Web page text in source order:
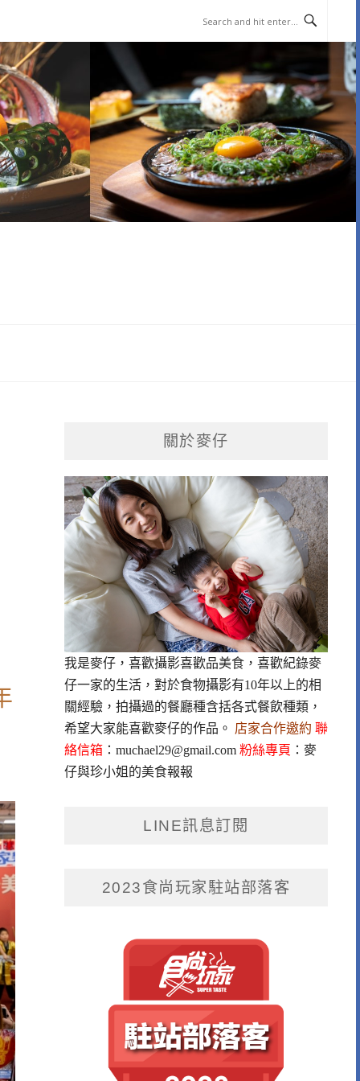
關於麥仔
我是麥仔，喜歡攝影喜歡品美食，喜歡紀錄麥
仔一家的生活，對於食物攝影有10年以上的相
關經驗，拍攝過的餐廳種含括各式餐飲種類，
希望大家能喜歡麥仔的作品。 店家合作邀約 聯
絡信箱： muchael29@gmail.com 粉絲專頁 ： 麥
仔與珍小姐的美食報報
LINE訊息訂閱
2023食尚玩家駐站部落客